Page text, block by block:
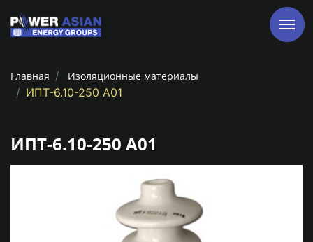
Главная Изоляционные материалы
ИПТ-6.10-250 А01
ИПТ-6.10-250 А01